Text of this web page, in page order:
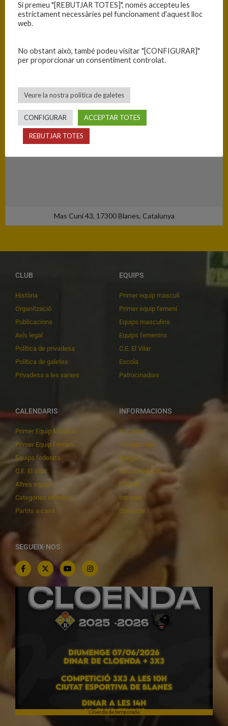
PISTA
Mas Cuní 43, 17300 Blanes, Catalunya
CLUB
Història
Organització
Publicacions
Avís legal
Política de privadesa
Política de galetes
Privadesa a les xarxes
EQUIPS
Primer equip masculí
Primer equip femení
Equips masculins
Equips femenins
C.E. El Vilar
Escola
Patrocinadors
CALENDARIS
Primer Equip Masculí
Primer Equip Femení
Equips federats
C.E. El Vilar
Altres equips
Categories inferiors
Partits a casa
INFORMACIONS
Actualitat
Inscripcions
Botiga
Documentació
Playoff
Intranet
Contacte
SEGUEIX-NOS
Cloenda de temporada
Si premeu "[REBUTJAR TOTES]", només accepteu les
estrictament necessàries pel funcionament d'aquest lloc
web.
No obstant això, també podeu visitar "[CONFIGURAR]"
per proporcionar un consentiment controlat.
Veure la nostra política de galetes
CONFIGURAR ACCEPTAR TOTES
REBUTJAR TOTES